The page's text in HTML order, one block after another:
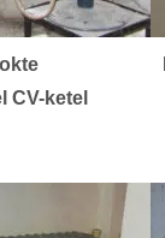
CV-ketel